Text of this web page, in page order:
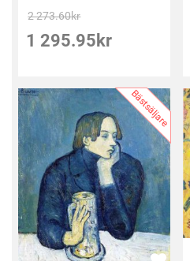
2 273.60kr
1 295.95 kr
Bästsäljare